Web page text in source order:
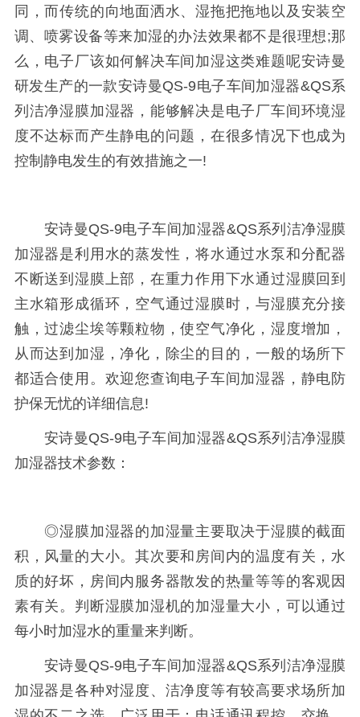
同，而传统的向地面洒水、湿拖把拖地以及安装空
调、喷雾设备等来加湿的办法效果都不是很理想;那
么，电子厂该如何解决车间加湿这类难题呢安诗曼
研发生产的一款安诗曼QS-9电子车间加湿器&QS系
列洁净湿膜加湿器，能够解决是电子厂车间环境湿
度不达标而产生静电的问题，在很多情况下也成为
控制静电发生的有效措施之一!
安诗曼QS-9电子车间加湿器&QS系列洁净湿膜
加湿器是利用水的蒸发性，将水通过水泵和分配器
不断送到湿膜上部，在重力作用下水通过湿膜回到
主水箱形成循环，空气通过湿膜时，与湿膜充分接
触，过滤尘埃等颗粒物，使空气净化，湿度增加，
从而达到加湿，净化，除尘的目的，一般的场所下
都适合使用。欢迎您查询电子车间加湿器，静电防
护保无忧的详细信息!
安诗曼QS-9电子车间加湿器&QS系列洁净湿膜
加湿器技术参数：
◎湿膜加湿器的加湿量主要取决于湿膜的截面
积，风量的大小。其次要和房间内的温度有关，水
质的好坏，房间内服务器散发的热量等等的客观因
素有关。判断湿膜加湿机的加湿量大小，可以通过
每小时加湿水的重量来判断。
安诗曼QS-9电子车间加湿器&QS系列洁净湿膜
加湿器是各种对湿度、洁净度等有较高要求场所加